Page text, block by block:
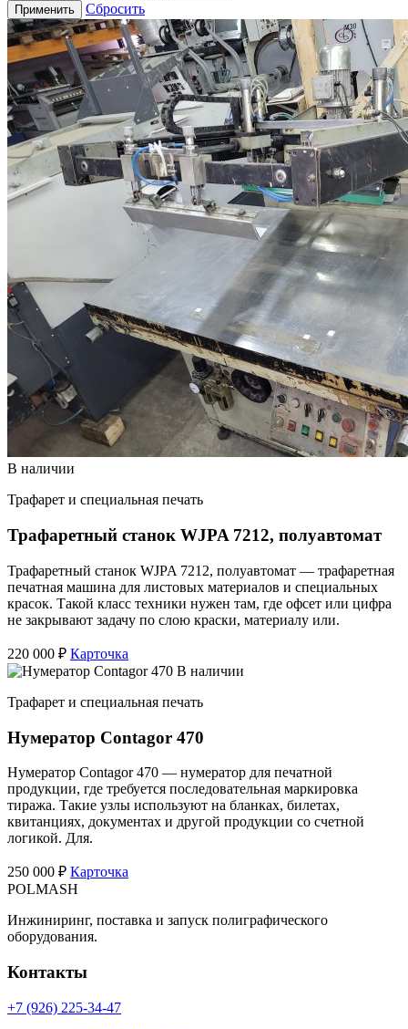
Применить Сбросить
В наличии
Трафарет и специальная печать
Трафаретный станок WJPA 7212, полуавтомат
Трафаретный станок WJPA 7212, полуавтомат — трафаретная
печатная машина для листовых материалов и специальных
красок. Такой класс техники нужен там, где офсет или цифра
не закрывают задачу по слою краски, материалу или.
220 000 ₽ Карточка
В наличии
Трафарет и специальная печать
Нумератор Contagor 470
Нумератор Contagor 470 — нумератор для печатной
продукции, где требуется последовательная маркировка
тиража. Такие узлы используют на бланках, билетах,
квитанциях, документах и другой продукции со счетной
логикой. Для.
250 000 ₽ Карточка
POLMASH
Инжиниринг, поставка и запуск полиграфического
оборудования.
Контакты
+7 (926) 225-34-47